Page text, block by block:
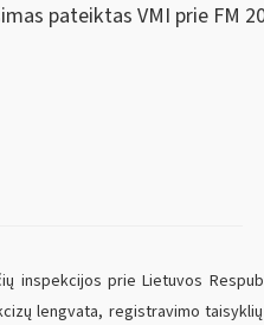
pateiktas VMI prie FM
inspekcijos prie Lietuvos
lengvata, registravimo